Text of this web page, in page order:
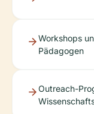
Workshops
Pädagogen
Outreach-